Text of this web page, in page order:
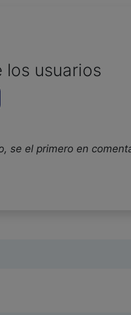
los usuarios
se el primero en